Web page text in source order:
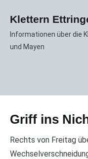
Inhalt
springen
Klettern
Informationen über die
und Mayen
Griff ins
Rechts von Freitag